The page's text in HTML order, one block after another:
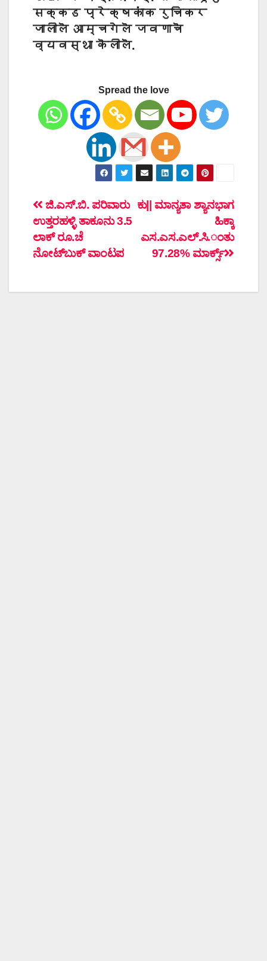
सक्कड प्रेक्षकांक रुचिकर
जालीलॆ आम्चगेलॆ जवणाचॆ
व्यवस्था कॆलीलॆ.
Spread the love
ಲೇಖನದ
ನ್ಯಾವಿಗೇಶನ್
ಕು|| ಮಾನ್ಯತಾ ಶ್ಯಾನಭಾಗ
ಹಿಕ್ಕಾ
ಎಸ.ಎಸ.ಎಲ್.ಸಿ.ಂತು
97.28% ಮಾರ್ಕ್ಸ್
ಜಿ.ಎಸ್.ಬಿ. ಪರಿವಾರು
ಉತ್ತರಹಳ್ಳಿ ತಾಕೂನು 3.5
ಲಾಕ್ ರೂ.ಚೆ
ನೋಟ್‌ಬುಕ್ ವಾಂಟಪ